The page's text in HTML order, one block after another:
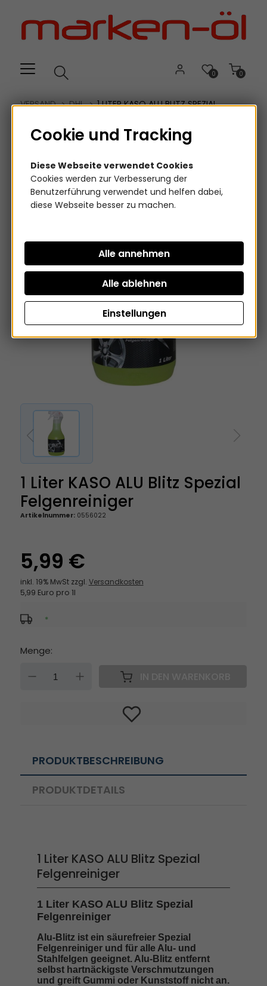
Verwenden
das
0
0
VERSAND DHL
1 LITER KASO ALU BLITZ SPEZIAL
1 Liter KASO ALU Blitz Spezial
Felgenreiniger
Artikelnummer:0556022
5,99 €
inkl. 19% MwSt zzgl. Versandkosten
5,99 Euro pro 1l
*
Menge:
DOWN
PRODUKTBESCHREIBUNG
PRODUKTDETAILS
1 Liter KASO ALU Blitz Spezial
Felgenreiniger
1 Liter KASO ALU Blitz Spezial
Felgenreiniger
Alu-Blitz ist ein säurefreier Spezial
Felgenreiniger und für alle Alu- und
Stahlfelgen geeignet. Alu-Blitz entfernt
selbst hartnäckigste Verschmutzungen
und greift Gummi oder Kunststoff nicht an.
Cookie und Tracking
Diese Webseite verwendet Cookies
Cookies werden zur Verbesserung der
Benutzerführung verwendet und helfen dabei,
diese Webseite besser zu machen.
Einstellungen